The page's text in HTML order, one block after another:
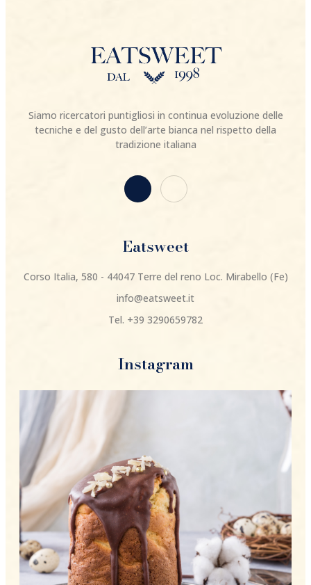
Siamo ricercatori puntigliosi in continua evoluzione delle
tecniche e del gusto dell’arte bianca nel rispetto della
tradizione italiana
Eatsweet
Corso Italia, 580 - 44047 Terre del reno Loc. Mirabello (Fe)
info@eatsweet.it
Tel. +39 3290659782
Instagram